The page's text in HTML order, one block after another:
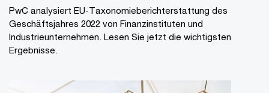
PwC analysiert EU-Taxonomieberichterstattung des
Geschäftsjahres 2022 von Finanzinstituten und
Industrieunternehmen. Lesen Sie jetzt die wichtigsten
Ergebnisse.